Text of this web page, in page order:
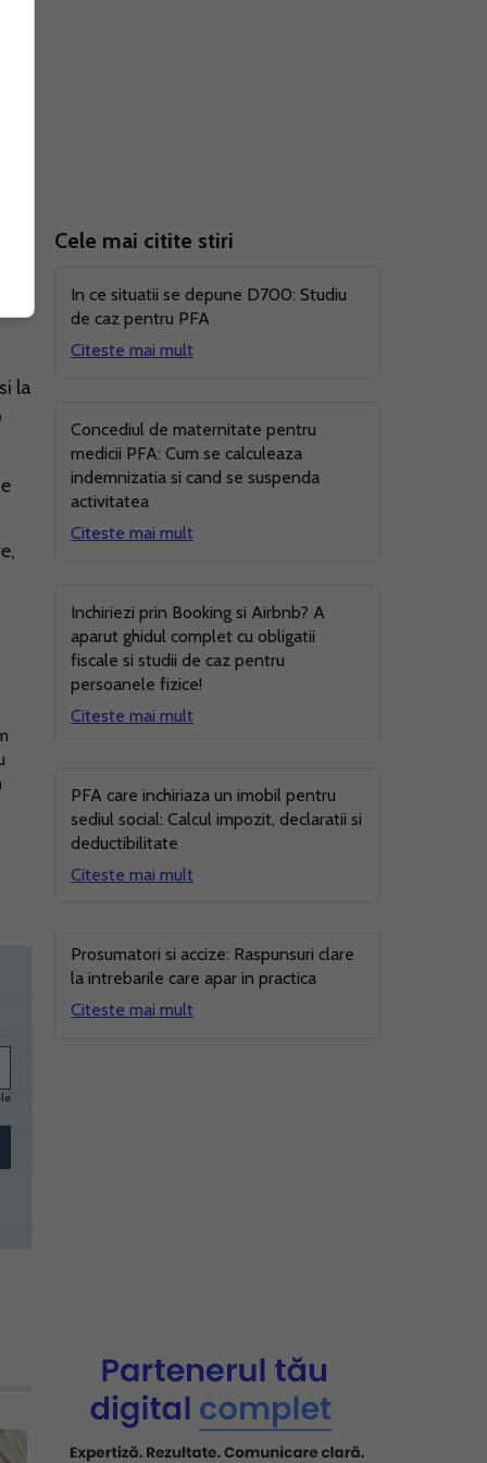
la
Cele mai citite stiri
In ce situatii se depune D700: Studiu
de caz pentru PFA
Citeste mai mult
Concediul de maternitate pentru
medicii PFA: Cum se calculeaza
indemnizatia si cand se suspenda
activitatea
Citeste mai mult
Inchiriezi prin Booking si Airbnb? A
aparut ghidul complet cu obligatii
fiscale si studii de caz pentru
persoanele fizice!
Citeste mai mult
PFA care inchiriaza un imobil pentru
sediul social: Calcul impozit, declaratii si
deductibilitate
Citeste mai mult
Prosumatori si accize: Raspunsuri clare
la intrebarile care apar in practica
Citeste mai mult